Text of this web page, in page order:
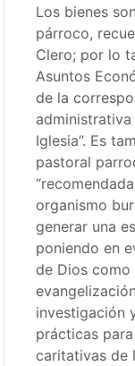
Los bienes
párroco,
Clero; por lo
Asuntos
de la
Iglesia”. Es
pastoral
organismo
generar una
poniendo en
de Dios
investigación
prácticas
caritativas de